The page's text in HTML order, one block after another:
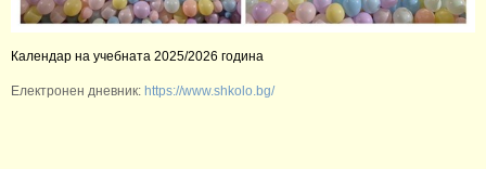
Календар на учебната 2025/2026 година
Електронен дневник: https://www.shkolo.bg/